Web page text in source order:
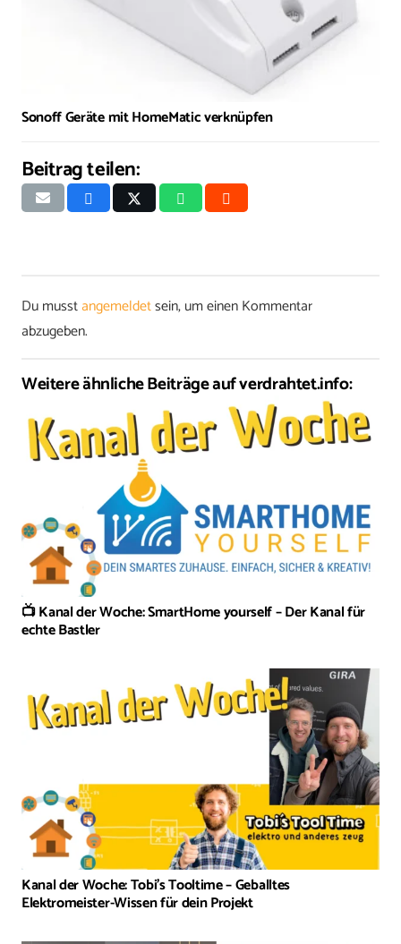
Sonoff Geräte mit HomeMatic verknüpfen
Beitrag teilen:
Du musstangemeldetsein, um einen Kommentar
abzugeben.
Weitere ähnliche Beiträge auf verdrahtet.info:
📺 Kanal der Woche: SmartHome yourself – Der Kanal für
echte Bastler
Kanal der Woche: Tobi’s Tooltime – Geballtes
Elektromeister-Wissen für dein Projekt